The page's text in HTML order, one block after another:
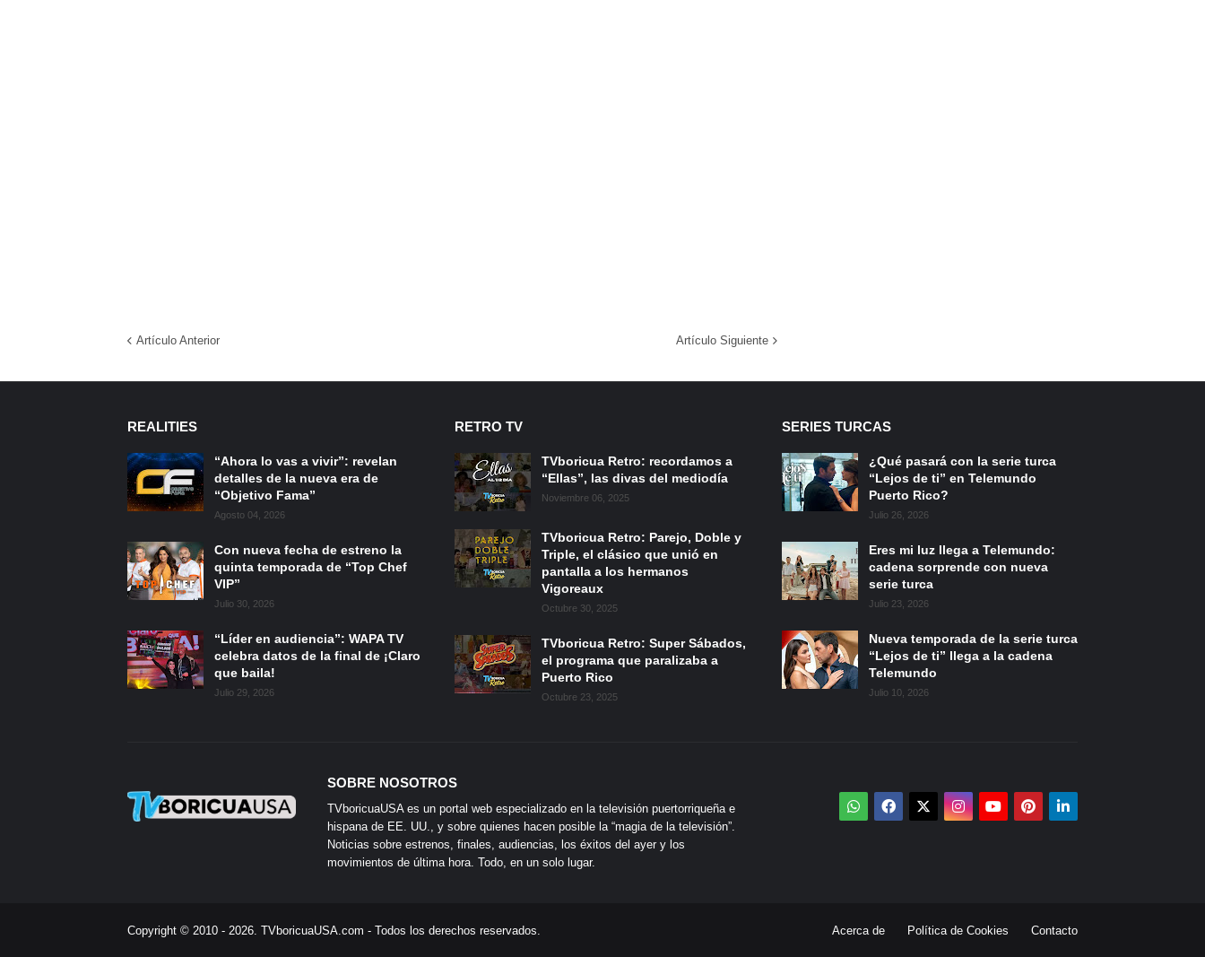
Artículo Anterior Artículo Siguiente
REALITIES
“Ahora lo vas a vivir”: revelan
detalles de la nueva era de
“Objetivo Fama”
Agosto 04, 2026
Con nueva fecha de estreno la
quinta temporada de “Top Chef
VIP”
Julio 30, 2026
“Líder en audiencia”: WAPA TV
celebra datos de la final de ¡Claro
que baila!
Julio 29, 2026
RETRO TV
TVboricua Retro: recordamos a
“Ellas”, las divas del mediodía
Noviembre 06, 2025
TVboricua Retro: Parejo, Doble y
Triple, el clásico que unió en
pantalla a los hermanos
Vigoreaux
Octubre 30, 2025
TVboricua Retro: Super Sábados,
el programa que paralizaba a
Puerto Rico
Octubre 23, 2025
SERIES TURCAS
¿Qué pasará con la serie turca
“Lejos de ti” en Telemundo
Puerto Rico?
Julio 26, 2026
Eres mi luz llega a Telemundo:
cadena sorprende con nueva
serie turca
Julio 23, 2026
Nueva temporada de la serie turca
“Lejos de ti” llega a la cadena
Telemundo
Julio 10, 2026
SOBRE NOSOTROS
TVboricuaUSA es un portal web especializado en la televisión puertorriqueña e
hispana de EE. UU., y sobre quienes hacen posible la “magia de la televisión”.
Noticias sobre estrenos, finales, audiencias, los éxitos del ayer y los
movimientos de última hora. Todo, en un solo lugar.
Copyright © 2010 - 2026. TVboricuaUSA.com - Todos los derechos reservados. Acerca de Política de Cookies Contacto